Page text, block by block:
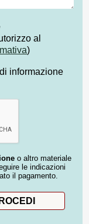
al
)
informazione
o altro materiale
le indicazioni
il pagamento.